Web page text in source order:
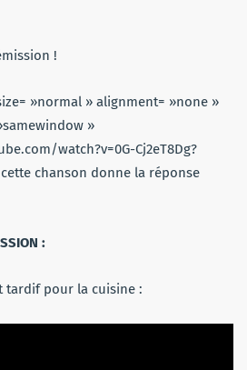
!
»normal » alignment= »none »
»
watch?v=0G-Cj2eT8Dg?
cette chanson donne la réponse
:
tardif pour la cuisine :